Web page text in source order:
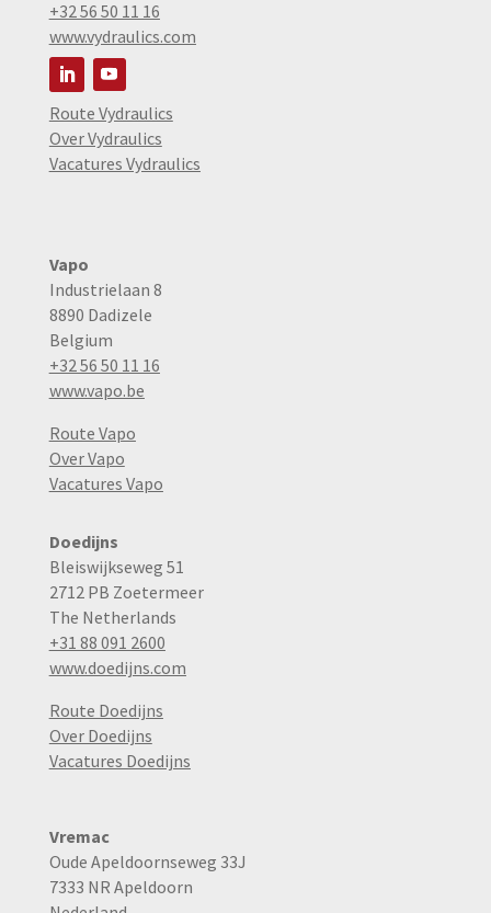
+32 56 50 11 16
www.vydraulics.com
Route Vydraulics
Over Vydraulics
Vacatures Vydraulics
Vapo
Industrielaan 8
8890 Dadizele
Belgium
+32 56 50 11 16
www.vapo.be
Route Vapo
Over Vapo
Vacatures Vapo
Doedijns
Bleiswijkseweg 51
2712 PB Zoetermeer
The Netherlands
+31 88 091 2600
www.doedijns.com
Route Doedijns
Over Doedijns
Vacatures Doedijns
Vremac
Oude Apeldoornseweg 33J
7333 NR Apeldoorn